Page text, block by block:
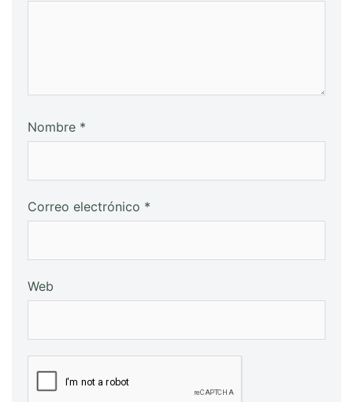
Nombre *
Correo electrónico *
Web